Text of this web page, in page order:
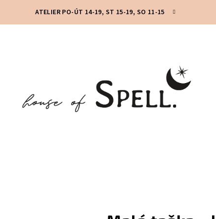
ATELIER PO-ÚT 14-19, ST 15-19, SO 11-15